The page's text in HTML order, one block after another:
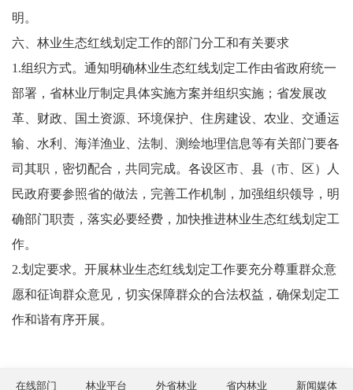
明。
六、林业生态红线划定工作的部门分工和有关要求
1.组织方式。通知明确林业生态红线划定工作由省政府统一
部署，省林业厅制定具体实施方案并组织实施；省发展改
革、财政、国土资源、环境保护、住房建设、农业、交通运
输、水利、海洋渔业、法制、测绘地理信息等有关部门要各
司其职，密切配合，共同完成。各设区市、县（市、区）人
民政府要参照省的做法，完善工作机制，加强组织领导，明
确部门职责，落实必要经费，加快推进林业生态红线划定工
作。
2.划定要求。开展林业生态红线划定工作要充分尊重群众意
愿和征询群众意见，切实保障群众的合法权益，确保划定工
作和谐有序开展。
在线部门 林业平台 外省林业 省内林业 新闻媒体